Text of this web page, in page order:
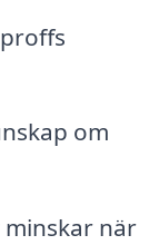
om
minskar när